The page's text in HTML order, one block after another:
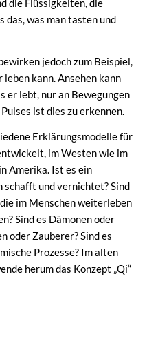
die Flüssigkeiten, die
das, was man tasten und
jedoch zum Beispiel,
kann. Ansehen kann
er lebt, nur an Bewegungen
ist dies zu erkennen.
Erklärungsmodelle für
im Westen wie im
Amerika. Ist es ein
schafft und vernichtet? Sind
im Menschen weiterleben
Sind es Dämonen oder
oder Zauberer? Sind es
Prozesse? Im alten
herum das Konzept „Qi“